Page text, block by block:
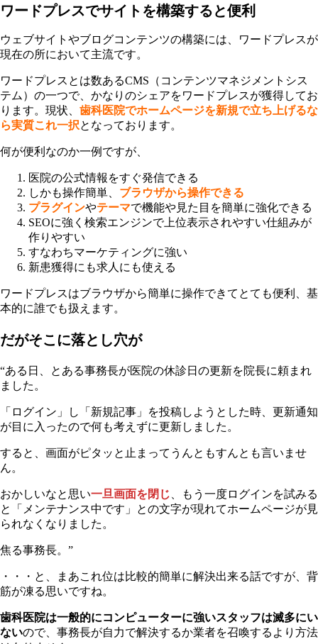
ワードプレスでサイトを構築すると便利
ウェブサイトやブログコンテンツの構築には、ワードプレスが
現在の所において主流です。
ワードプレスとは数あるCMS（コンテンツマネジメントシス
テム）の一つで、かなりのシェアをワードプレスが獲得してお
ります。現状、 歯科医院でホームページを新規で立ち上げるな
ら実質これ一択となっております。
何が便利なのか一例ですが、
医院の公式情報をすぐ発信できる
しかも操作簡単、 ブラウザから操作できる
プラグインやテーマで機能や見た目を簡単に強化できる
SEOに強く検索エンジンで上位表示されやすい仕組みが
作りやすい
すなわちマーケティングに強い
新患獲得にも求人にも使える
ワードプレスはブラウザから簡単に操作できてとても便利、基
本的に誰でも扱えます。
だがそこに落とし穴が
“ある日、とある事務長が医院の休診日の更新を院長に頼まれ
ました。
「ログイン」し「新規記事」を投稿しようとした時、更新通知
が目に入ったので何も考えずに更新しました。
すると、画面がピタッと止まってうんともすんとも言いませ
ん。
おかしいなと思い一旦画面を閉じ 、もう一度ログインを試みる
と「メンテナンス中です」との文字が現れてホームページが見
られなくなりました。
焦る事務長。”
・・・と、まあこれ位は比較的簡単に解決出来る話ですが、背
筋が凍る思いですね。
歯科医院は一般的にコンピューターに強いスタッフは滅多にい
ないので、事務長が自力で解決するか業者を召喚するより方法